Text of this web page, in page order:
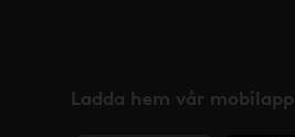
Ladda hem vår mobilapp